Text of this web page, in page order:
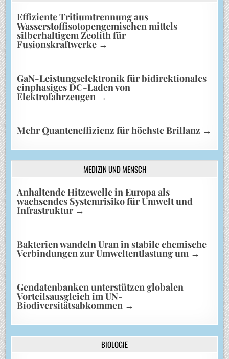
Effiziente Tritiumtrennung aus
Wasserstoffisotopengemischen mittels
silberhaltigem Zeolith für
Fusionskraftwerke →
GaN-Leistungselektronik für bidirektionales
einphasiges DC-Laden von
Elektrofahrzeugen →
Mehr Quanteneffizienz für höchste Brillanz →
MEDIZIN UND MENSCH
Anhaltende Hitzewelle in Europa als
wachsendes Systemrisiko für Umwelt und
Infrastruktur→
Bakterien wandeln Uran in stabile chemische
Verbindungen zur Umweltentlastung um →
Gendatenbanken unterstützen globalen
Vorteilsausgleich im UN-
Biodiversitätsabkommen →
BIOLOGIE